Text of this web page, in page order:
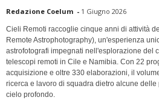
Redazione Coelum - 1 Giugno 2026
Cieli Remoti raccoglie cinque anni di attività
Remote Astrophotography), un'esperienza
astrofotografi impegnati nell'esplorazione del
telescopi remoti in Cile e Namibia. Con 22
acquisizione e oltre 330 elaborazioni, il
ricerca e lavoro di squadra dietro alcune delle
cielo profondo.